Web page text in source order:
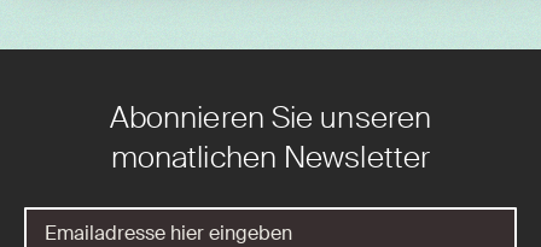
Abonnieren Sie unseren
monatlichen Newsletter